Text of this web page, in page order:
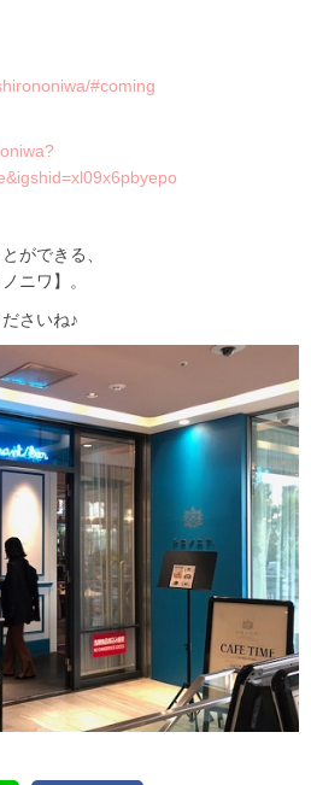
#coming
ができる、
ニワ】。
さいね♪